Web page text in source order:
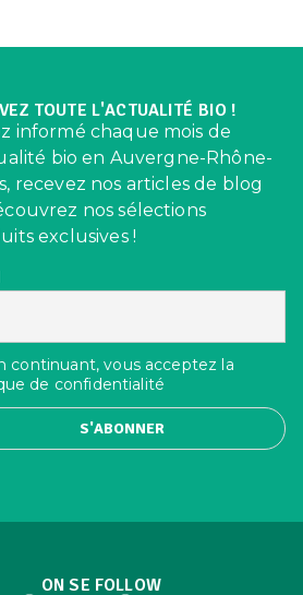
TOUTE L'ACTUALITÉ BIO !
informé chaque mois de
bio en Auvergne-Rhône-
recevez nos articles de blog
nos sélections
exclusives !
continuant, vous acceptez la
de confidentialité
ON SE FOLLOW